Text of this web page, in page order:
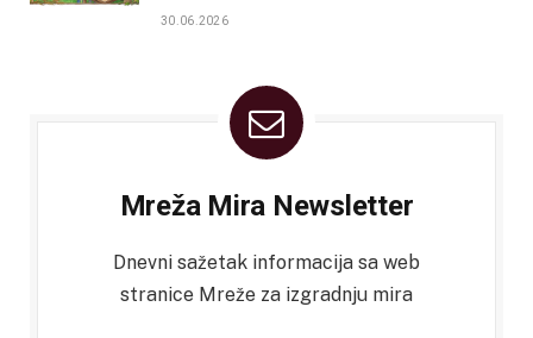
30.06.2026
Mreža Mira Newsletter
Dnevni sažetak informacija sa web
stranice Mreže za izgradnju mira